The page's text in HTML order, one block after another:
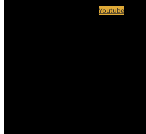
Youtube